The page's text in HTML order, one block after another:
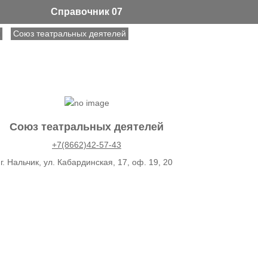
Справочник 07
Союз театральных деятелей
Союз театральных деятелей
+7(8662)42-57-43
г. Нальчик, ул. Кабардинская, 17, оф. 19, 20